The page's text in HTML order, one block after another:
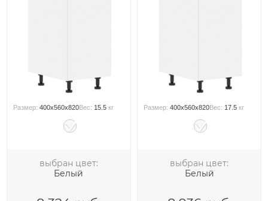
Размер:400x560x820Вес: 15.5 кг
выбран цвет:
Белый
Размер:400x560x820Вес: 17.5 кг
выбран цвет:
Белый